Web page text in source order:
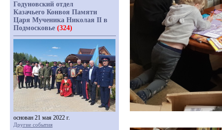
Годуновский отдел
Казачьего Конвоя Памяти
Царя Мученика Николая II в
Подмосковье (324)
основан 21 мая 2022 г.
Другие события